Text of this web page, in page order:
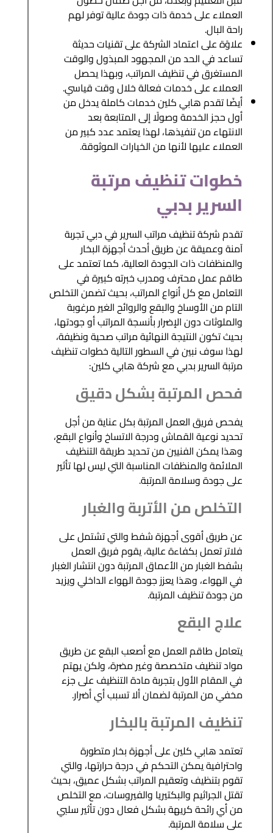
العملاء على خدمة ذات جودة عالية توفر لهم
راحة البال.
علاوًة على اعتماد الشركة على تقنيات حديثة
تساعد في الحد من المجهود المبذول والوقت
المستغرق في تنظيف المراتب، وبهذا يحصل
العملاء على خدمات فعالة خلال وقت قياسي.
أيضًا تقدم هابي كلين خدمات كاملة يدخل من
أول حجز الخدمة وصولًا إلى المتابعة بعد
الانتهاء من تنفيذها، لهذا يعتمد عدد كبير من
العملاء عليها لأنها من الخيارات الموثوقة.
خطوات تنظيف مرتبة
السرير بدبي
تقدم شركة تنظيف مراتب السرير في دبي تجربة
آمنة وعميقة عن طريق أحدث أجهزة البخار
والمنظفات ذات الجودة العالية، كما تعتمد على
طاقم عمل محترف ومدرب خبرته كبيرة في
التعامل مع كل أنواع المراتب، بحيث تضمن التخلص
التام من الأوساخ والبقع والروائح الغير مرغوبة
والملوثات دون الإضرار بأنسجة المراتب أو جودتها،
بحيث تكون النتيجة النهائية مراتب صحية ونظيفة،
لهذا سوف نبين في السطور التالية خطوات تنظيف
مرتبة السرير بدبي مع شركة هابي كلين:
فحص المرتبة بشكل دقيق
يفحص فريق العمل المرتبة بكل عناية من أجل
تحديد نوعية القماش ودرجة الاتساخ وأنواع البقع،
وهذا يمكن الفنيين من تحديد طريقة التنظيف
الملائمة والمنظفات المناسبة التي ليس لها تأثير
على جودة وسلامة المرتبة.
التخلص من الأتربة والغبار
عن طريق أقوى أجهزة شفط والتي تشتمل على
فلاتر تعمل بكفاءة عالية، يقوم فريق العمل
بشفط الغبار من الأعماق المرتبة دون انتشار الغبار
في الهواء، وهذا يعزز جودة الهواء الداخلي ويزيد
من جودة تنظيف المرتبة.
علاج البقع
يتعامل طاقم العمل مع أصعب البقع عن طريق
مواد تنظيف متخصصة وغير مضرة، ولكن يهتم
في المقام الأول بتجربة مادة التنظيف على جزء
مخفي من المرتبة لضمان ألا تسبب أي أضرار.
تنظيف المرتبة بالبخار
تعتمد هابي كلين على أجهزة بخار متطورة
واحترافية يمكن التحكم في درجة حرارتها، والتي
تقوم بتنظيف وتعقيم المراتب بشكل عميق، بحيث
تقتل الجراثيم والبكتيريا والفيروسات، مع التخلص
من أي رائحة كريهة بشكل فعال دون تأثير سلبي
على سلامة المرتبة.